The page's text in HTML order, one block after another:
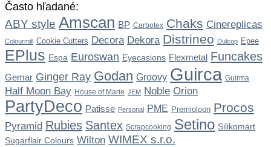
Často hľadané:
ABY style Amscan BP Carbotex Chaks Cinereplicas
Colourmill Cookie Cutters Decora Dekora Distrineo Dulcop Epee
EPlus Espa Euroswan Eyecasions Flexmetal Funcakes
Gemar Ginger Ray Godan Groovy Guirca Guirma
Half Moon Bay House of Marie JEM Noble Orion
PartyDeco Patisse Personal PME Premioloon Procos
Pyramid Rubies Santex Scrapcooking Setino Silikomart
Sugarflair Colours Wilton WIMEX s.r.o.